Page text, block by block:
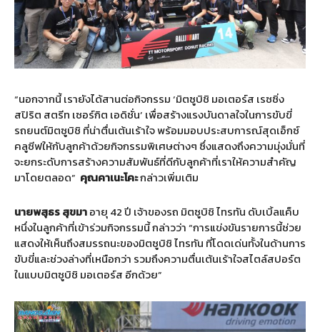
“นอกจากนี้ เรายังได้สานต่อกิจกรรม ‘มิตซูบิชิ มอเตอร์ส เรซซิ่ง
สปิริต สตรีท เซอร์กิต เอดิชั่น’ เพื่อสร้างแรงบันดาลใจในการขับขี่
รถยนต์มิตซูบิชิ ที่น่าตื่นเต้นเร้าใจ พร้อมมอบประสบการณ์สุดเอ็กซ์
คลูซีฟให้กับลูกค้าด้วยกิจกรรมพิเศษต่างๆ ซึ่งแสดงถึงความมุ่งมั่นที่
จะยกระดับการสร้างความสัมพันธ์ที่ดีกับลูกค้าที่เราให้ความสำคัญ
มาโดยตลอด” คุณคาเนะโคะกล่าวเพิ่มเติม
นายพสุธรสุขมาอายุ 42 ปี เจ้าของรถ มิตซูบิชิ ไทรทัน ดับเบิ้ลแค็บ
หนึ่งในลูกค้าที่เข้าร่วมกิจกรรมนี้ กล่าวว่า “การแข่งขันรายการนี้ช่วย
แสดงให้เห็นถึงสมรรถนะของมิตซูบิชิ ไทรทัน ที่โดดเด่นทั้งในด้านการ
ขับขี่และช่วงล่างที่เหนือกว่า รวมถึงความตื่นเต้นเร้าใจสไตล์สปอร์ต
ในแบบมิตซูบิชิ มอเตอร์ส อีกด้วย”